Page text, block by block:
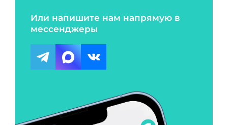
Или напишите нам напрямую в
мессенджеры